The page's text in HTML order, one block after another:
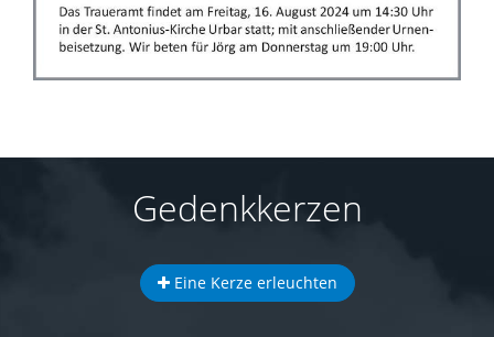
Gedenkkerzen
Eine Kerze erleuchten